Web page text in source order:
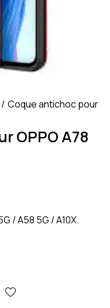
Coque antichoc pour
OPPO A78
/ A58 5G / A10X.